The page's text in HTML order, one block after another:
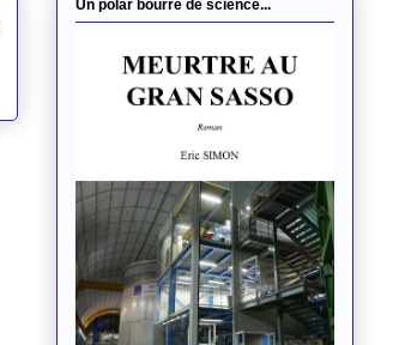
Un polar bourré de science...